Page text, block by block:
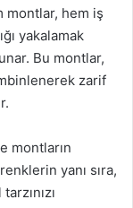
montlar, hem iş
yakalamak
Bu montlar,
zarif
montların
yanı sıra,